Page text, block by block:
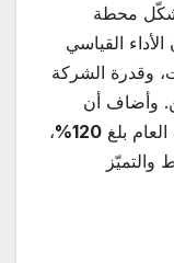
أدنوك للتوزيع، إن عام 2025 شكّل محطة
القياسي
وقدرة الشركة
وأضاف أن
بلغ 120%
،
والتميّز